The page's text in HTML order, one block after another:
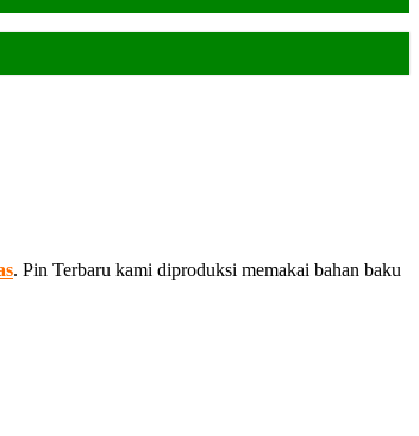
. Pin Terbaru kami diproduksi memakai bahan baku